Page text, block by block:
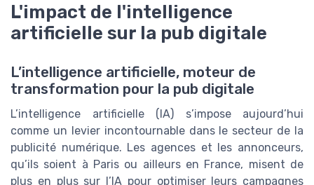
L'impact de l'intelligence
artificielle sur la pub digitale
L’intelligence artificielle, moteur de
transformation pour la pub digitale
L’intelligence artificielle (IA) s’impose aujourd’hui
comme un levier incontournable dans le secteur de la
publicité numérique. Les agences et les annonceurs,
qu’ils soient à Paris ou ailleurs en France, misent de
plus en plus sur l’IA pour optimiser leurs campagnes